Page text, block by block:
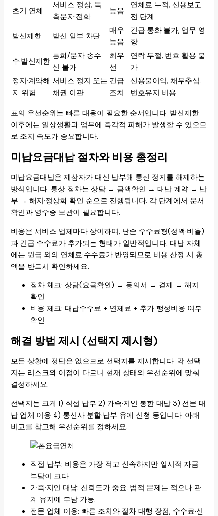
초기 연체
서비스 정상, 독
촉문자·전화
높음
연체료 누적, 신용보고
전 단계
발신제한 발신 일부 차단
매우
높음
긴급 통화 불가, 업무 영
향
수·발신제한
통화/문자 송수
신 불가
최우
선
연락 두절, 번호 활용 불
가
정지·계약해
지 위험
서비스 정지 또는
채권 이관
긴급
조치
신용불이익, 채무추심,
번호유지 비용
표의 우선순위는 빠른 대응이 필요한 순서입니다. 발신제한
이후에는 일상생활과 업무에 즉각적 피해가 발생할 수 있으므
로 조치 속도가 중요합니다.
미납요금대납 절차와 비용 총정리
미납요금대납은 제삼자가 대신 납부해 통신 정지를 해제하는
방식입니다. 통상 절차는 상담 → 금액확인 → 대납 계약 → 납
부 → 해지·정상화 확인 순으로 진행됩니다. 각 단계에서 문서
확인과 영수증 보관이 필요합니다.
비용은 서비스 업체마다 상이하며, 단순 수수료형(정액·비율)
과 긴급 수수료가 추가되는 형태가 일반적입니다. 대납 자체
에는 원금 외의 연체료·수수료가 반영되므로 비용 산정 시 총
액을 반드시 확인하세요.
절차 체크: 상담(요금확인) → 동의서 → 결제 → 해지
확인
비용 체크: 대납수수료 + 연체료 + 추가 행정비용 여부
확인
해결 방법 제시 (선택지 제시형)
모든 상황에 정답은 없으므로 선택지를 제시합니다. 각 선택
지는 리스크와 이점이 다르니 현재 상태와 우선순위에 맞춰
결정하세요.
선택지는 크게 1) 직접 납부 2) 가족·지인 통한 대납 3) 전문 대
납 업체 이용 4) 통신사 분할·납부 유예 신청 등입니다. 아래
비교를 참고해 우선순위를 정하세요.
직접 납부: 비용은 가장 적고 신속하지만 일시적 자금
부담이 크다.
가족·지인 대납: 신뢰도가 중요, 법적 문제는 적으나 관
계 유지에 부담 가능.
전문 업체 이용: 빠른 조치와 절차 대행 장점, 수수료·신